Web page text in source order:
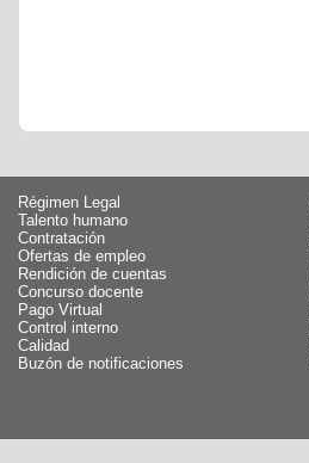
Régimen Legal
Talento humano
Contratación
Ofertas de empleo
Rendición de cuentas
Concurso docente
Pago Virtual
Control interno
Calidad
Buzón de notificaciones